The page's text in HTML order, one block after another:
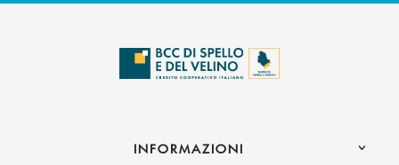
INFORMAZIONI